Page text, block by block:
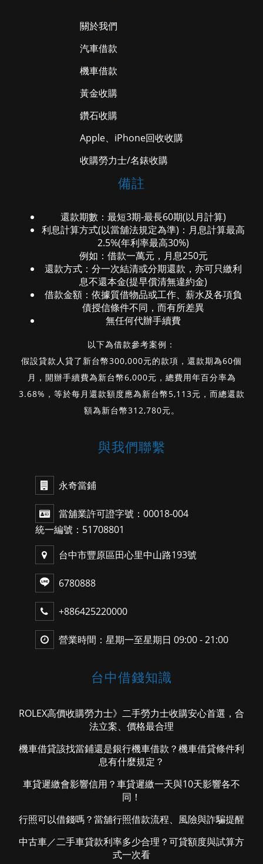
關於我們
汽車借款
機車借款
黃金收購
鑽石收購
Apple、iPhone回收收購
收購勞力士/名錶收購
備註
還款期數：最短3期-最長60期(以月計算)
利息計算方式(以當舖法規定為準)：月息計算最高
2.5%(年利率最高30%)
例如：借款一萬元，月息250元
還款方式：分一次結清或分期還款，亦可只繳利
息不還本金(提早償清無違約金)
借款金額：依據質借物品或工作、薪水及各項負
債授信條件不同，而有所差異
無任何代辦手續費
以下為借款參考案例：
假設貸款人貸了新台幣300,000元的款項，還款期為60個
月，開辦手續費為新台幣6,000元，總費用年百分率為
3.68%，等於每月還款額度應為新台幣5,113元，而總還款
額為新台幣312,780元。
與我們聯繫
永奇當鋪
當舖業許可證字號：00018-004
統一編號：51708801
台中市豐原區田心里中山路193號
6780888
+886425220000
營業時間：星期一至星期日 09:00 - 21:00
台中借錢知識
ROLEX高價收購勞力士》二手勞力士收購安心首選，合
法立案、價格最合理
機車借貸該找當鋪還是銀行機車借款？機車借貸條件利
息有什麼規定？
車貸遲繳會影響信用？車貸遲繳一天與10天影響各不
同！
行照可以借錢嗎？當舖行照借款流程、風險與詐騙提醒
中古車／二手車貸款利率多少合理？可貸額度與試算方
式一次看